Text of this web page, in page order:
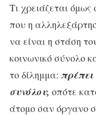
Τι χρειάζεται
που η
να είναι η στάση
κοινωνικό σύνολο
το δίλημμα:
συνόλου, οπότε
άτομο σαν όργανο